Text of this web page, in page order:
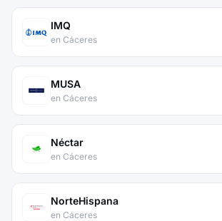
IMQ
en Cáceres
MUSA
en Cáceres
Néctar
en Cáceres
NorteHispana
en Cáceres